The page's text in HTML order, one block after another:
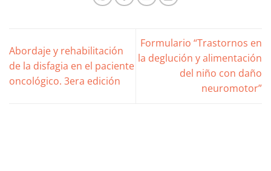
Abordaje y rehabilitación
de la disfagia en el paciente
oncológico. 3era edición
Formulario “Trastornos en
la deglución y alimentación
del niño con daño
neuromotor”